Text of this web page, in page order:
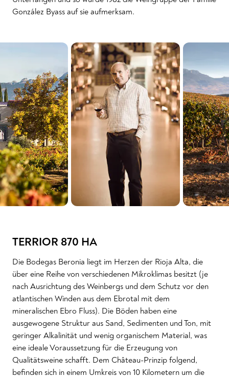
González Byass auf sie aufmerksam.
TERRIOR 870 HA
Die Bodegas Beronia liegt im Herzen der Rioja Alta, die
über eine Reihe von verschiedenen Mikroklimas besitzt (je
nach Ausrichtung des Weinbergs und dem Schutz vor den
atlantischen Winden aus dem Ebrotal mit dem
mineralischen Ebro Fluss). Die Böden haben eine
ausgewogene Struktur aus Sand, Sedimenten und Ton, mit
geringer Alkalinität und wenig organischem Material, was
eine ideale Voraussetzung für die Erzeugung von
Qualitätsweine schafft. Dem Château-Prinzip folgend,
befinden sich in einem Umkreis von 10 Kilometern um die